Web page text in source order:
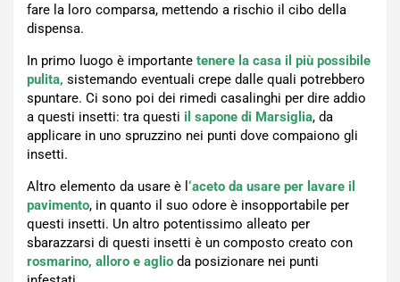
fare la loro comparsa, mettendo a rischio il cibo della
dispensa.
In primo luogo è importante tenere la casa il più possibile
pulita, sistemando eventuali crepe dalle quali potrebbero
spuntare. Ci sono poi dei rimedi casalinghi per dire addio
a questi insetti: tra questi il sapone di Marsiglia, da
applicare in uno spruzzino nei punti dove compaiono gli
insetti.
Altro elemento da usare è l ‘aceto da usare per lavare il
pavimento, in quanto il suo odore è insopportabile per
questi insetti. Un altro potentissimo alleato per
sbarazzarsi di questi insetti è un composto creato con
rosmarino, alloro e aglio da posizionare nei punti